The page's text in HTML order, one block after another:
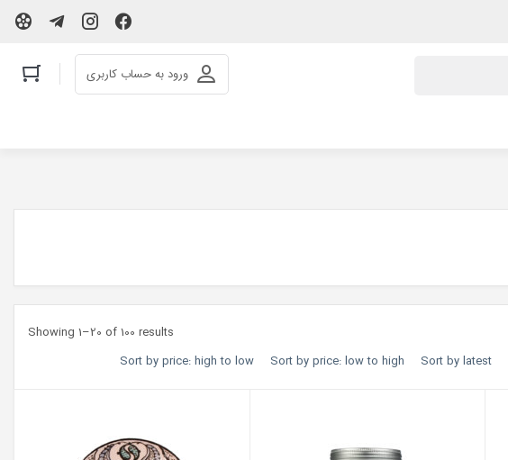
ورود به حساب کاربری
Showing 1–20 of 100 results
Sort by latest
Sort by price: low to high
Sort by price: high to low